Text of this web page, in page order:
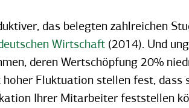
das belegten zahlreichen
Wirtschaft (2014). Und
deren Wertschöpfung 20%
Fluktuation stellen fest, dass
Ihrer Mitarbeiter feststellen